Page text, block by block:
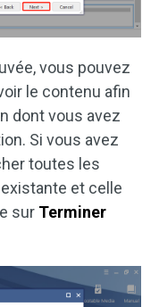
vous pouvez
le contenu afin
dont vous avez
Si vous avez
toutes les
et celle
sur Terminer